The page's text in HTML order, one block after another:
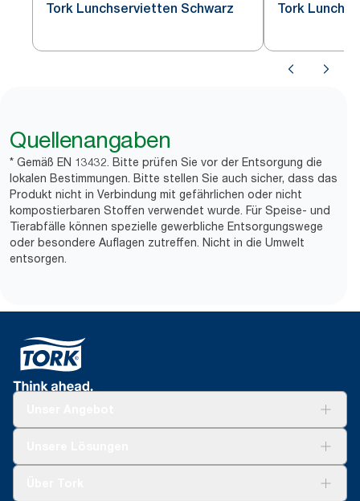
Tork Lunchservietten Schwarz Tork
Quellenangaben
* Gemäß EN 13432. Bitte prüfen Sie vor der Entsorgung die
lokalen Bestimmungen. Bitte stellen Sie auch sicher, dass das
Produkt nicht in Verbindung mit gefährlichen oder nicht
kompostierbaren Stoffen verwendet wurde. Für Speise- und
Tierabfälle können spezielle gewerbliche Entsorgungswege
oder besondere Auflagen zutreffen. Nicht in die Umwelt
entsorgen.